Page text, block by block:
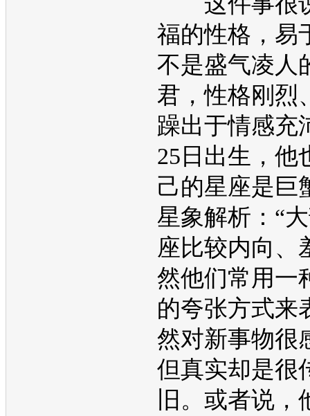
福的性格，易
不是盛气凌人
君，性格刚烈
躁出于情感充
25日出生，他
己的星座是巨
星象解析：“
座比较内向、
然他们常用一
的夸张方式来
然对新事物很
但真实却是很
旧。或者说，